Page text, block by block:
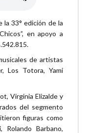
la 33° edición de la
en apoyo a
de artistas
Los Totora, Yami
Virginia Elizalde y
del segmento
figuras como
Rolando Barbano,